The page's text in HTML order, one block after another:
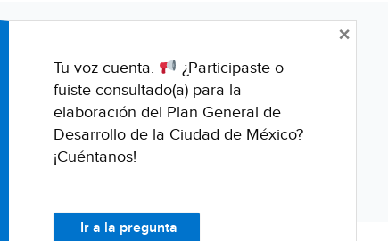
Tu voz cuenta.
¿Participaste o
fuiste consultado(a) para la
elaboración del Plan General de
Desarrollo de la Ciudad de México?
¡Cuéntanos!
Ir a la pregunta
×